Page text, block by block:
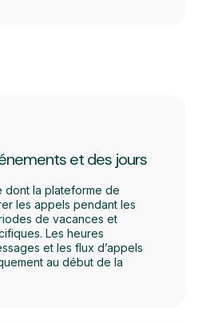
et des jours
dont la plateforme de
les appels pendant les
de vacances et
Les heures
et les flux d’appels
au début de la